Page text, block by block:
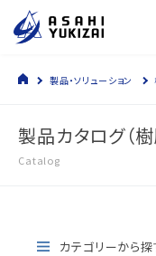
製品・ソリューション
製品カタログ（樹
Catalog
カテゴリーから探